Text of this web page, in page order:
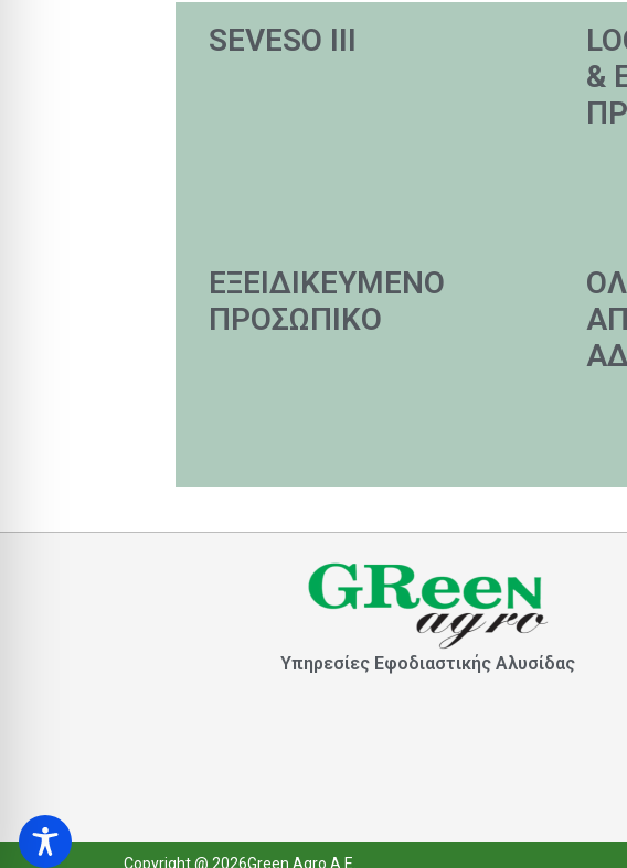
SEVESO III
&
ΕΞΕΙΔΙΚΕΥΜΕΝΟ
ΠΡΟΣΩΠΙΚΟ
Υπηρεσίες Εφοδιαστικής Αλυσίδας
Copyright @ 2026Green Agro A.E.